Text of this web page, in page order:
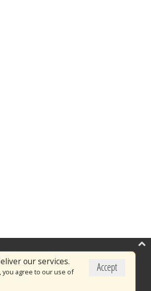
Accept
our services.
you agree to our use of